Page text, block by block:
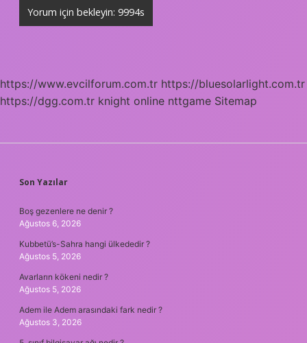
https://www.evcilforum.com.tr https://bluesolarlight.com.tr
https://dgg.com.tr knight online nttgame Sitemap
SIDEBAR
Son Yazılar
Boş gezenlere ne denir ?
Ağustos 6, 2026
Kubbetü’s-Sahra hangi ülkededir ?
Ağustos 5, 2026
Avarların kökeni nedir ?
Ağustos 5, 2026
Adem ile Adem arasındaki fark nedir ?
Ağustos 3, 2026